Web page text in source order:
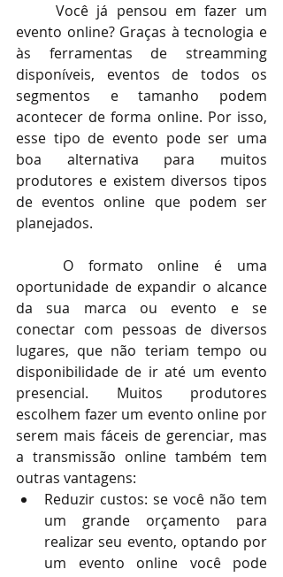
Você já pensou em fazer um
evento online? Graças à tecnologia e
às ferramentas de streamming
disponíveis, eventos de todos os
segmentos e tamanho podem
acontecer de forma online. Por isso,
esse tipo de evento pode ser uma
boa alternativa para muitos
produtores e existem diversos tipos
de eventos online que podem ser
planejados.
O formato online é uma
oportunidade de expandir o alcance
da sua marca ou evento e se
conectar com pessoas de diversos
lugares, que não teriam tempo ou
disponibilidade de ir até um evento
presencial. Muitos produtores
escolhem fazer um evento online por
serem mais fáceis de gerenciar, mas
a transmissão online também tem
outras vantagens:
Reduzir custos: se você não tem
um grande orçamento para
realizar seu evento, optando por
um evento online você pode